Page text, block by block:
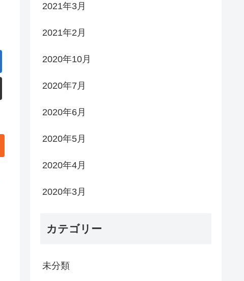
2021年3月
2021年2月
2020年10月
2020年7月
2020年6月
2020年5月
2020年4月
2020年3月
カテゴリー
未分類